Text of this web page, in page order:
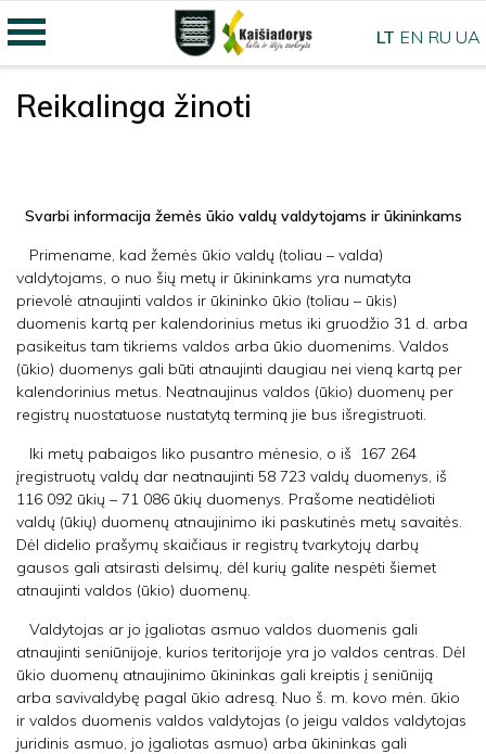
Reikalinga žinoti
Svarbi informacija žemės ūkio valdų valdytojams ir ūkininkams
Primename, kad žemės ūkio valdų (toliau – valda)
valdytojams, o nuo šių metų ir ūkininkams yra numatyta
prievolė atnaujinti valdos ir ūkininko ūkio (toliau – ūkis)
duomenis kartą per kalendorinius metus iki gruodžio 31 d. arba
pasikeitus tam tikriems valdos arba ūkio duomenims. Valdos
(ūkio) duomenys gali būti atnaujinti daugiau nei vieną kartą per
kalendorinius metus. Neatnaujinus valdos (ūkio) duomenų per
registrų nuostatuose nustatytą terminą jie bus išregistruoti.
Iki metų pabaigos liko pusantro mėnesio, o iš 167 264
įregistruotų valdų dar neatnaujinti 58 723 valdų duomenys, iš
116 092 ūkių – 71 086 ūkių duomenys. Prašome neatidėlioti
valdų (ūkių) duomenų atnaujinimo iki paskutinės metų savaitės.
Dėl didelio prašymų skaičiaus ir registrų tvarkytojų darbų
gausos gali atsirasti delsimų, dėl kurių galite nespėti šiemet
atnaujinti valdos (ūkio) duomenų.
Valdytojas ar jo įgaliotas asmuo valdos duomenis gali
atnaujinti seniūnijoje, kurios teritorijoje yra jo valdos centras. Dėl
ūkio duomenų atnaujinimo ūkininkas gali kreiptis į seniūniją
arba savivaldybę pagal ūkio adresą. Nuo š. m. kovo mėn. ūkio
ir valdos duomenis valdos valdytojas (o jeigu valdos valdytojas
juridinis asmuo, jo įgaliotas asmuo) arba ūkininkas gali
LT EN RU UA